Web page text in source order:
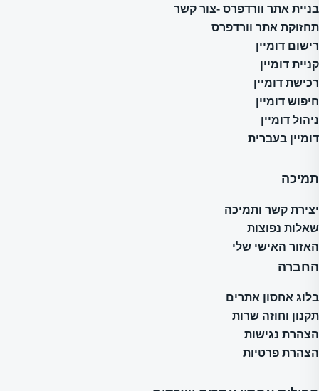
בניית אתר וורדפרס -צור קשר
תחזוקת אתר וורדפרס
רישום דומיין
קניית דומיין
רכישת דומיין
חיפוש דומיין
ניהול דומיין
דומיין בעברית
תמיכה
יצירת קשר ותמיכה
שאלות נפוצות
האזור האישי שלי
החברה
בלוג אחסון אתרים
תקנון וחוזה שרות
הצהרת נגישות
הצהרת פרטיות